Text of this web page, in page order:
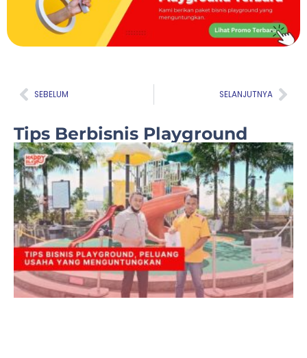
Prev
SEBELUM SELANJUTNYA
Tips Berbisnis Playground